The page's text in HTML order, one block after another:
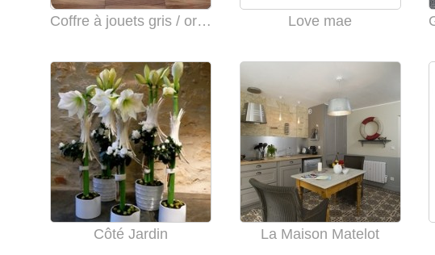
Coffre à jouets gris / orange Love mae
Côté Jardin La Maison Matelot